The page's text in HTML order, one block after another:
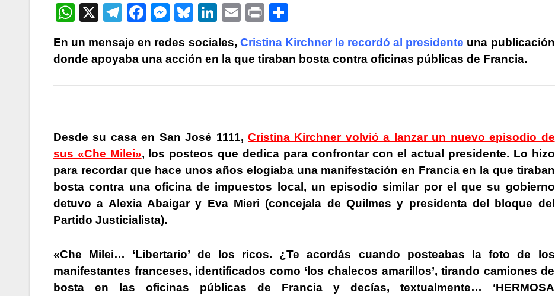
W
at
s
A
X
T
e
gr
a
F
c
e
b
k
M
s
s
e
er
Bl
e
s
k
Li
k
e
dI
E
ail
P
nt m
p
ar
En un mensaje en redes sociales, Cristina Kirchner le recordó al presidente una publicación
donde apoyaba una acción en la que tiraban bosta contra oficinas públicas de Francia.
Desde su casa en San José 1111,Cristina Kirchner volvió a lanzar un nuevo episodio de
sus «Che Milei», los posteos que dedica para confrontar con el actual presidente. Lo hizo
para recordar que hace unos años elogiaba una manifestación en Francia en la que tiraban
bosta contra una oficina de impuestos local, un episodio similar por el que su gobierno
detuvo a Alexia Abaigar y Eva Mieri (concejala de Quilmes y presidenta del bloque del
Partido Justicialista).
«Che Milei… ‘Libertario’ de los ricos. ¿Te acordás cuando posteabas la foto de los
manifestantes franceses, identificados como ‘los chalecos amarillos’, tirando camiones de
bosta en las oficinas públicas de Francia y decías, textualmente… ‘HERMOSA